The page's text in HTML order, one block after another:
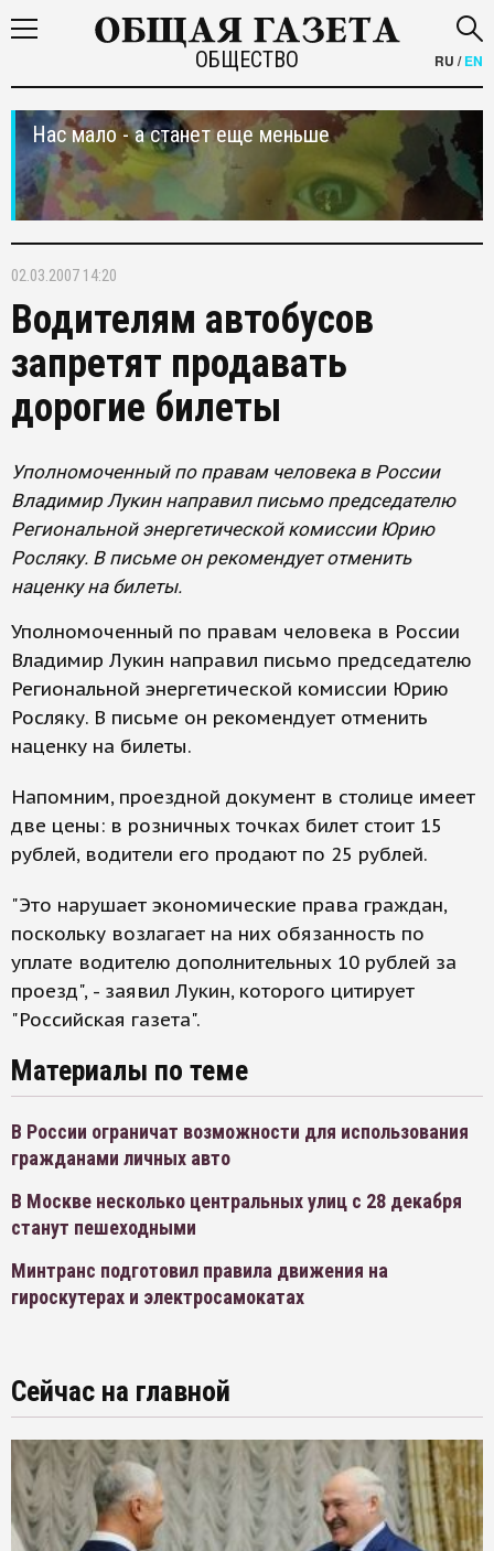
ОБЩЕСТВО RU /EN
Нас мало - а станет еще меньше
02.03.2007 14:20
Водителям автобусов
запретят продавать
дорогие билеты
Уполномоченный по правам человека в России
Владимир Лукин направил письмо председателю
Региональной энергетической комиссии Юрию
Росляку. В письме он рекомендует отменить
наценку на билеты.
Уполномоченный по правам человека в России
Владимир Лукин направил письмо председателю
Региональной энергетической комиссии Юрию
Росляку. В письме он рекомендует отменить
наценку на билеты.
Напомним, проездной документ в столице имеет
две цены: в розничных точках билет стоит 15
рублей, водители его продают по 25 рублей.
"Это нарушает экономические права граждан,
поскольку возлагает на них обязанность по
уплате водителю дополнительных 10 рублей за
проезд", - заявил Лукин, которого цитирует
"Российская газета".
Материалы по теме
В России ограничат возможности для использования
гражданами личных авто
В Москве несколько центральных улиц с 28 декабря
станут пешеходными
Минтранс подготовил правила движения на
гироскутерах и электросамокатах
Сейчас на главной